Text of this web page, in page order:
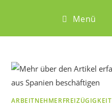
Menü
ARBEITNEHMERFREIZÜGIGKEIT